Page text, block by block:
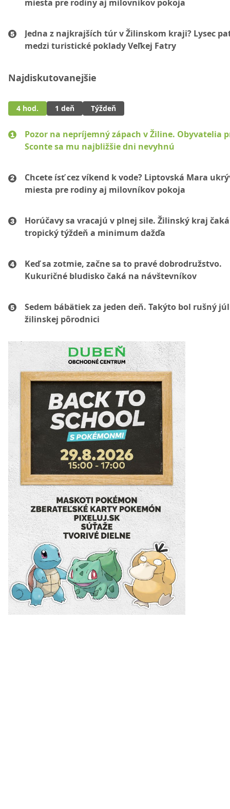
miesta pre rodiny aj milovníkov pokoja
Jedna z najkrajších túr v Žilinskom kraji? Lysec
medzi turistické poklady Veľkej Fatry
Najdiskutovanejšie
4 hod. 1 deň Týždeň
Pozor na nepríjemný zápach v Žiline. Obyvatelia
Sconte sa mu najbližšie dni nevyhnú
Chcete ísť cez víkend k vode? Liptovská Mara
miesta pre rodiny aj milovníkov pokoja
Horúčavy sa vracajú v plnej sile. Žilinský kraj čaká
tropický týždeň a minimum dažďa
Keď sa zotmie, začne sa to pravé dobrodružstvo.
Kukuričné bludisko čaká na návštevníkov
Sedem bábätiek za jeden deň. Takýto bol rušný
žilinskej pôrodnici